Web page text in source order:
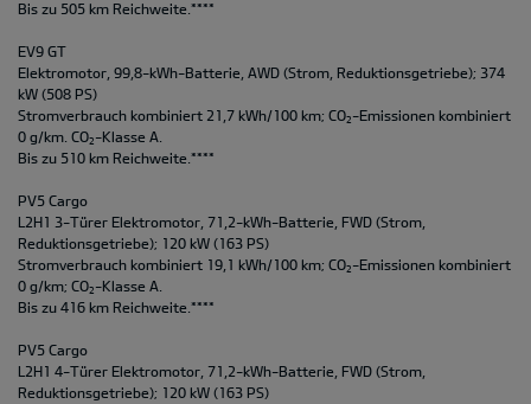
Bis zu 505 km Reichweite.****
EV9 GT
Elektromotor, 99,8-kWh-Batterie, AWD (Strom, Reduktionsgetriebe); 374
kW (508 PS)
Stromverbrauch kombiniert 21,7 kWh/100 km; CO2 -Emissionen kombiniert
0 g/km. CO2 -Klasse A.
Bis zu 510 km Reichweite.****
PV5 Cargo
L2H1 3-Türer Elektromotor, 71,2-kWh-Batterie, FWD (Strom,
Reduktionsgetriebe); 120 kW (163 PS)
Stromverbrauch kombiniert 19,1 kWh/100 km; CO2 -Emissionen kombiniert
0 g/km; CO2 -Klasse A.
Bis zu 416 km Reichweite.****
PV5 Cargo
L2H1 4-Türer Elektromotor, 71,2-kWh-Batterie, FWD (Strom,
Reduktionsgetriebe); 120 kW (163 PS)